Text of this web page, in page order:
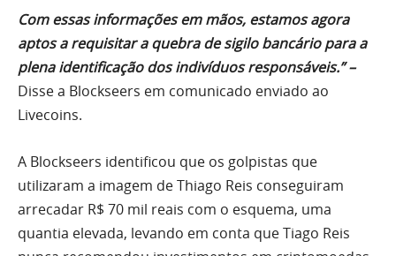
Com essas informações em mãos, estamos agora
aptos a requisitar a quebra de sigilo bancário para a
plena identificação dos indivíduos responsáveis.” –
Disse a Blockseers em comunicado enviado ao
Livecoins.
A Blockseers identificou que os golpistas que
utilizaram a imagem de Thiago Reis conseguiram
arrecadar R$ 70 mil reais com o esquema, uma
quantia elevada, levando em conta que Tiago Reis